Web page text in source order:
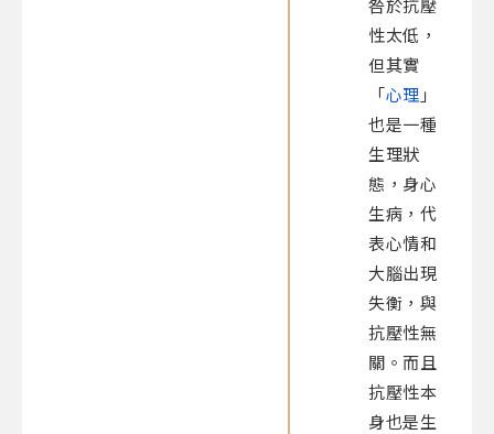
性太低，
但其實
「心理 」
也是一種
生理狀
態，身心
生病，代
表心情和
大腦出現
失衡，與
抗壓性無
關。而且
抗壓性本
身也是生